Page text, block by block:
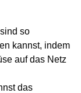
so
kannst, indem
auf das Netz
das